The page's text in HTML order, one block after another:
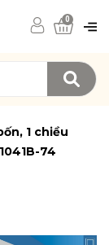
0
1 chiều
74